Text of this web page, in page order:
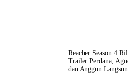
Reacher Season 4
Trailer Perdana,
dan Anggun